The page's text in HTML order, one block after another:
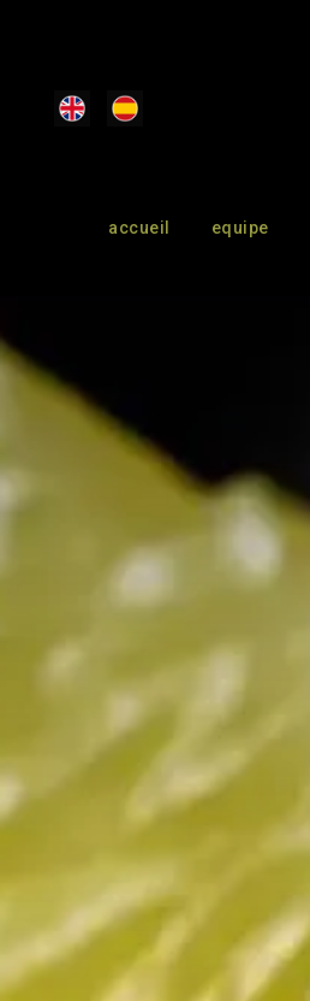
accueil equipe